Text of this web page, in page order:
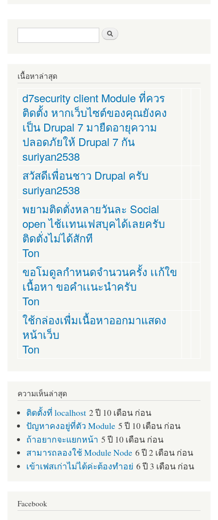
ฟอร์มค้นหา
เนื้อหาล่าสุด
d7security client Module ที่ควร
ติดตั้ง หากเว็บไซต์ของคุณยังคง
เป็น Drupal 7 มายืดอายุความ
ปลอดภัยให้ Drupal 7 กัน
suriyan2538
สวัสดีเพื่อนชาว Drupal ครับ
suriyan2538
พยามติดตั่งหลายวันละ Social
open ไช้เเทนเฟสบุคได้เลยครับ
ติดตั่งไม่ได้สักที
Ton
ขอโมดูลกำหนดจำนวนครั้ง เเก้ใข
เนื้อหา ขอคำเเนะนำครับ
Ton
ใช้กล่องเพื่มเนื้อหาออกมาแสดง
หน้าเว็บ
Ton
ความเห็นล่าสุด
ติดตั้งที่ localhost 2 ปี 10 เดือน ก่อน
ปัญหาคงอยู่ที่ตัว Module 5 ปี 10 เดือน ก่อน
ถ้าอยากจะแยกหน้า 5 ปี 10 เดือน ก่อน
สามารถลองใช้ Module Node 6 ปี 2 เดือน ก่อน
เข้าเฟสเก่าไม่ได้ค่ะต้องทำอย่ 6 ปี 3 เดือน ก่อน
Facebook